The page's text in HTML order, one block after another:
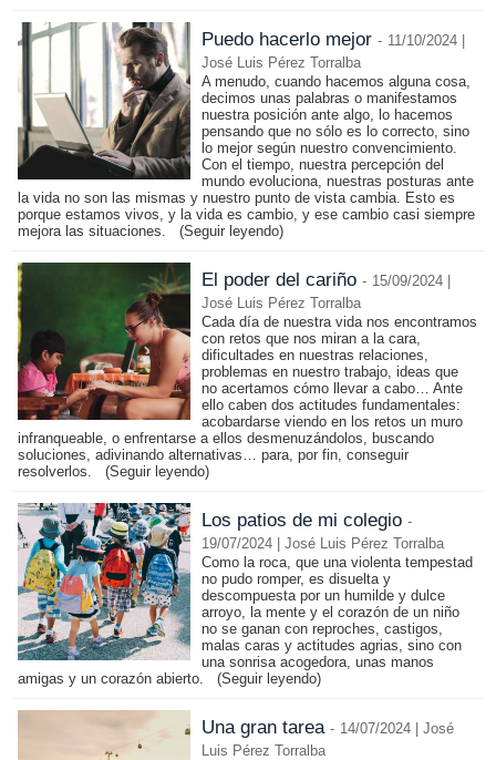
Puedo hacerlo mejor - 11/10/2024 |
José Luis Pérez Torralba
A menudo, cuando hacemos alguna cosa,
decimos unas palabras o manifestamos
nuestra posición ante algo, lo hacemos
pensando que no sólo es lo correcto, sino
lo mejor según nuestro convencimiento.
Con el tiempo, nuestra percepción del
mundo evoluciona, nuestras posturas ante
la vida no son las mismas y nuestro punto de vista cambia. Esto es
porque estamos vivos, y la vida es cambio, y ese cambio casi siempre
mejora las situaciones. (Seguir leyendo)
El poder del cariño - 15/09/2024 |
José Luis Pérez Torralba
Cada día de nuestra vida nos encontramos
con retos que nos miran a la cara,
dificultades en nuestras relaciones,
problemas en nuestro trabajo, ideas que
no acertamos cómo llevar a cabo… Ante
ello caben dos actitudes fundamentales:
acobardarse viendo en los retos un muro
infranqueable, o enfrentarse a ellos desmenuzándolos, buscando
soluciones, adivinando alternativas… para, por fin, conseguir
resolverlos. (Seguir leyendo)
Los patios de mi colegio -
19/07/2024 | José Luis Pérez Torralba
Como la roca, que una violenta tempestad
no pudo romper, es disuelta y
descompuesta por un humilde y dulce
arroyo, la mente y el corazón de un niño
no se ganan con reproches, castigos,
malas caras y actitudes agrias, sino con
una sonrisa acogedora, unas manos
amigas y un corazón abierto. (Seguir leyendo)
Una gran tarea - 14/07/2024 | José
Luis Pérez Torralba